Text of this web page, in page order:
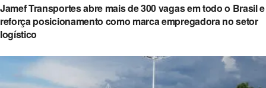
Jamef Transportes abre mais de 300 vagas em todo o Brasil e
reforça posicionamento como marca empregadora no setor
logístico